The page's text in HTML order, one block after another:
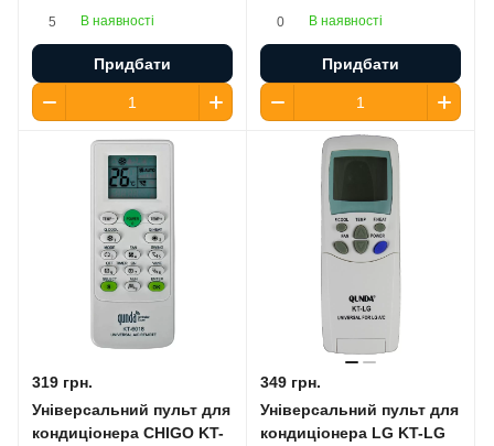
5 В наявності
Придбати
0 В наявності
Придбати
319 грн.
Універсальний пульт для
кондиціонера CHIGO KT-
349 грн.
Універсальний пульт для
кондиціонера LG KT-LG